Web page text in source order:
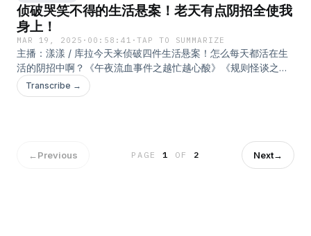
侦破哭笑不得的生活悬案！老天有点阴招全使我
身上！
MAR 19, 2025 · 00:58:41 ·TAP TO SUMMARIZE
主播：漾漾 / 库拉今天来侦破四件生活悬案！怎么每天都活在生
活的阴招中啊？《午夜流血事件之越忙越心酸》《规则怪谈之谁
是那个开窗的TA？》《血色清晨之张惠妹和结石的联系》《地铁
惊情之靡靡哨音》把日常琐事当成人类未解之谜去盘，越盘越
Transcribe →
←Previous PAGE1 OF 2 Next→